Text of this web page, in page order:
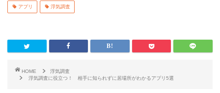
アプリ 浮気調査
HOME
浮気調査
浮気調査に役立つ！ 相手に知られずに居場所がわかるアプリ5選